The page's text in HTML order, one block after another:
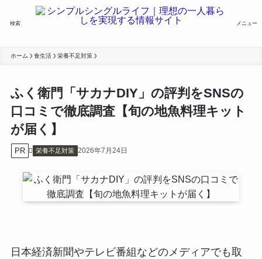
検索 メニュー
ホーム 食生活 栄養不足対策
ふく衛門「サカナDIY」の評判をSNSの
口コミで徹底調査【旬の地魚料理キット
が届く】
PR 栄養不足対策 2026年7月24日
日本経済新聞やテレビ番組などのメディアでも取